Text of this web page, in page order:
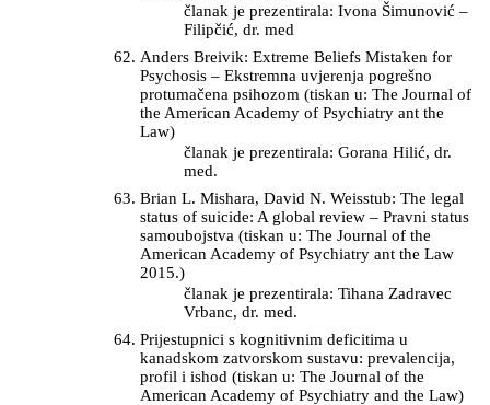
članak je prezentirala: Ivona Šimunović –
Filipčić, dr. med
Anders Breivik: Extreme Beliefs Mistaken for
Psychosis – Ekstremna uvjerenja pogrešno
protumačena psihozom (tiskan u: The Journal of
the American Academy of Psychiatry ant the
Law)
članak je prezentirala: Gorana Hilić, dr.
med.
Brian L. Mishara, David N. Weisstub: The legal
status of suicide: A global review – Pravni status
samoubojstva (tiskan u: The Journal of the
American Academy of Psychiatry ant the Law
2015.)
članak je prezentirala: Tihana Zadravec
Vrbanc, dr. med.
Prijestupnici s kognitivnim deficitima u
kanadskom zatvorskom sustavu: prevalencija,
profil i ishod (tiskan u: The Journal of the
American Academy of Psychiatry and the Law)